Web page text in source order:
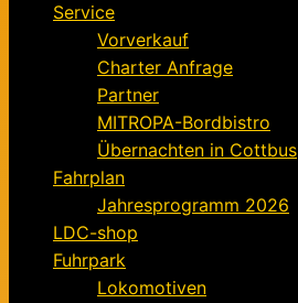
Service
Vorverkauf
Charter Anfrage
Partner
MITROPA-Bordbistro
Übernachten in Cottbus
Fahrplan
Jahresprogramm 2026
LDC-shop
Fuhrpark
Lokomotiven